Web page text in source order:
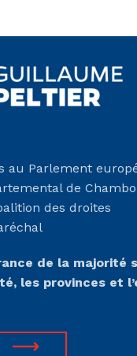
au Parlement
de
des droites
de la majorité
les provinces et